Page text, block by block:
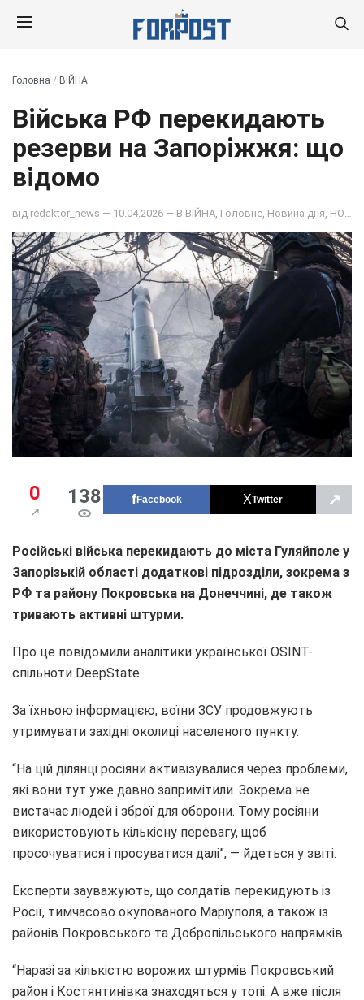
Головна / ВІЙНА
Війська РФ перекидають
резерви на Запоріжжя: що
відомо
від redaktor_news — 10.04.2026 — В ВІЙНА Головне Новина дня НОВИНИ
0 138 Facebook Twitter ↗
Російські війська перекидають до міста Гуляйполе у
Запорізькій області додаткові підрозділи, зокрема з
РФ та району Покровська на Донеччині, де також
тривають активні штурми.
Про це повідомили аналітики української OSINT-
спільноти DeepState.
За їхньою інформацією, воїни ЗСУ продовжують
утримувати західні околиці населеного пункту.
“На цій ділянці росіяни активізувалися через проблеми,
які вони тут уже давно запримітили. Зокрема не
вистачає людей і зброї для оборони. Тому росіяни
використовують кількісну перевагу, щоб
просочуватися і просуватися далі”, — йдеться у звіті.
Експерти зауважують, що солдатів перекидують із
Росії, тимчасово окупованого Маріуполя, а також із
районів Покровського та Добропільського напрямків.
“Наразі за кількістю ворожих штурмів Покровський
район і Костянтинівка знаходяться у топі. А вже після